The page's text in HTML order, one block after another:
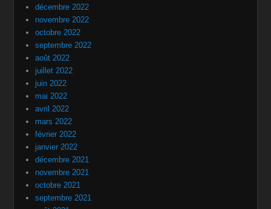
décembre 2022
novembre 2022
octobre 2022
septembre 2022
août 2022
juillet 2022
juin 2022
mai 2022
avril 2022
mars 2022
février 2022
janvier 2022
décembre 2021
novembre 2021
octobre 2021
septembre 2021